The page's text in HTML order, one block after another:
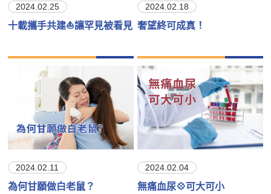
2024.02.25
十載攜手共建⛵讓罕見被看見
2024.02.18
奢望終可成真！
2024.02.11
為何甘願做白老鼠？
2024.02.04
無痛血尿💠可大可小